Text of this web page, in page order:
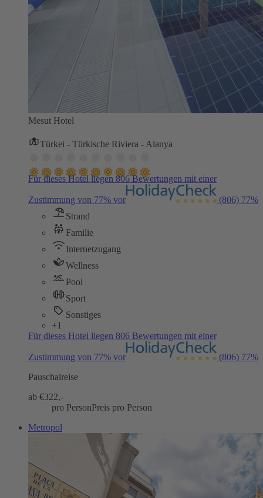
Mesut Hotel
Türkei - Türkische Riviera - Alanya
Für dieses Hotel liegen 806 Bewertungen mit einer
Zustimmung von 77% vor (806) 77%
Strand
Familie
Internetzugang
Wellness
Pool
Sport
Sonstiges
+1
Für dieses Hotel liegen 806 Bewertungen mit einer
Zustimmung von 77% vor (806) 77%
Pauschalreise
ab €322,-
pro PersonPreis pro Person
Metropol